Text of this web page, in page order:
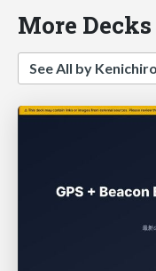
More
See All by